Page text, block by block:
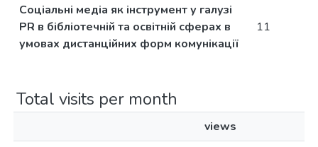
Соціальні медіа як інструмент у галузі
PR в бібліотечній та освітній сферах в
умовах дистанційних форм комунікації
11
Total visits per month
views